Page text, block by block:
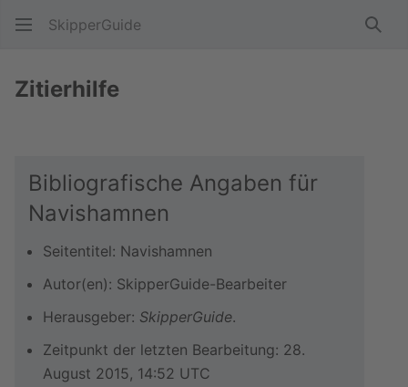
SkipperGuide
Zitierhilfe
Bibliografische Angaben für
Navishamnen
Seitentitel: Navishamnen
Autor(en): SkipperGuide-Bearbeiter
Herausgeber: SkipperGuide.
Zeitpunkt der letzten Bearbeitung: 28.
August 2015, 14:52 UTC